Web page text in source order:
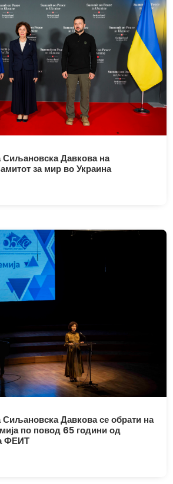
Сиљановска Давкова на
за мир во Украина
Сиљановска Давкова се обрати на
по повод 65 години од
ФЕИТ